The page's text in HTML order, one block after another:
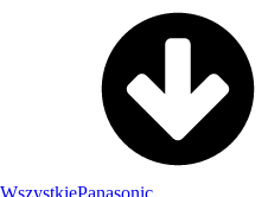
WszystkiePanasonic